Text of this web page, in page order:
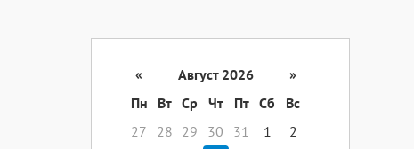
« Август 2026
»
Пн
Вт Ср Чт Пт Сб
Вс
27
28 29 30 31 1
2